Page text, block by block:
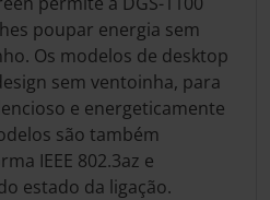
poupar energia sem
Os modelos de desktop
sem ventoinha, para
e energeticamente
são também
IEEE 802.3az e
estado da ligação.